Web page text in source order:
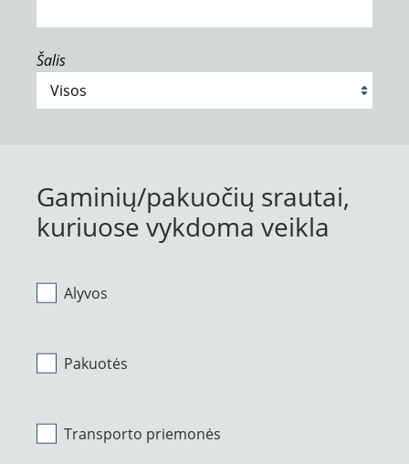
Šalis
Gaminių/pakuočių srautai,
kuriuose vykdoma veikla
Alyvos
Pakuotės
Transporto priemonės